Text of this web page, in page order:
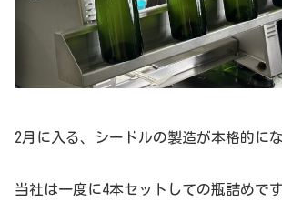
2月に入る、シードルの製造が本格的に
当社は一度に4本セットしての瓶詰めです